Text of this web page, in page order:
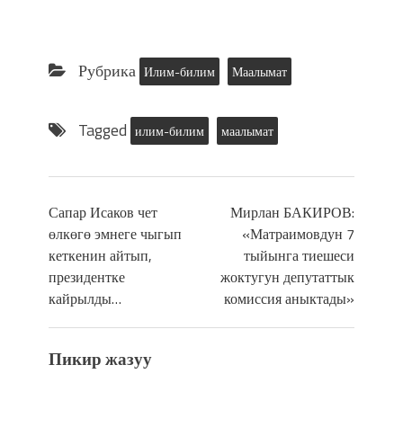
Рубрика Илим-билим Маалымат
Tagged илим-билим маалымат
Сапар Исаков чет
өлкөгө эмнеге чыгып
кеткенин айтып,
президентке
кайрылды…
Мирлан БАКИРОВ:
«Матраимовдун 7
тыйынга тиешеси
жоктугун депутаттык
комиссия аныктады»
Пикир жазуу